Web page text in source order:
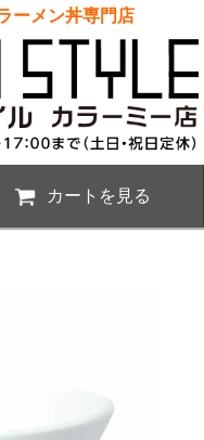
ーメン丼専門店
カートを見る